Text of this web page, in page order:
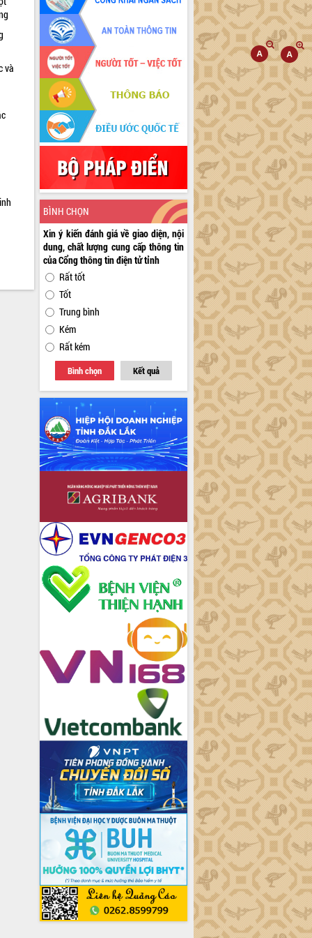
và
BÌNH CHỌN
Xin ý kiến đánh giá về giao diện, nội
dung, chất lượng cung cấp thông tin
của Cổng thông tin điện tử tỉnh
Rất tốt
Tốt
Trung bình
Kém
Rất kém
Bình chọn Kết quả